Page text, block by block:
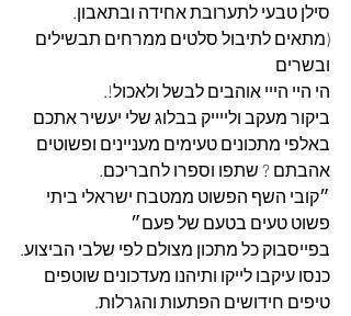
סילן טבעי לתערובת אחידה ובתאבון.
(מתאים לתיבול סלטים ממרחים תבשילים
ובשרים
הי היי הייי אוהבים לבשל ולאכול!.
ביקור מעקב ולייייק בבלוג שלי יעשיר אתכם
באלפי מתכונים טעימים מעניינים ופשוטים
אהבתם ? שתפו וספרו לחבריכם.
״קובי השף הפשוט ממטבח ישראלי ביתי
פשוט טעים בטעם של פעם״
בפייסבוק כל מתכון מצולם לפי שלבי הביצוע.
כנסו עיקבו לייקו ותיהנו מעדכונים שוטפים
טיפים חידושים הפתעות והגרלות.